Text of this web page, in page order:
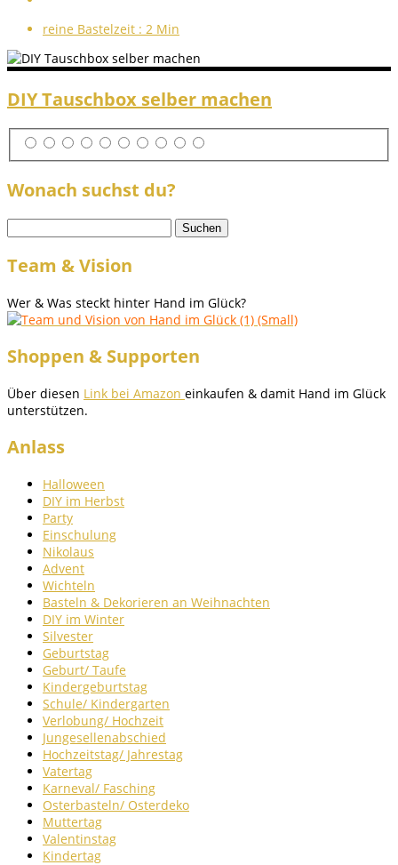
reine Bastelzeit : 2 Min
DIY Tauschbox selber machen
Wonach suchst du?
nach:
Team & Vision
Wer & Was steckt hinter Hand im Glück?
Shoppen & Supporten
Über diesen Link bei Amazon einkaufen & damit Hand im Glück
unterstützen.
Anlass
Halloween
DIY im Herbst
Party
Einschulung
Nikolaus
Advent
Wichteln
Basteln & Dekorieren an Weihnachten
DIY im Winter
Silvester
Geburtstag
Geburt/ Taufe
Kindergeburtstag
Schule/ Kindergarten
Verlobung/ Hochzeit
Jungesellenabschied
Hochzeitstag/ Jahrestag
Vatertag
Karneval/ Fasching
Osterbasteln/ Osterdeko
Muttertag
Valentinstag
Kindertag